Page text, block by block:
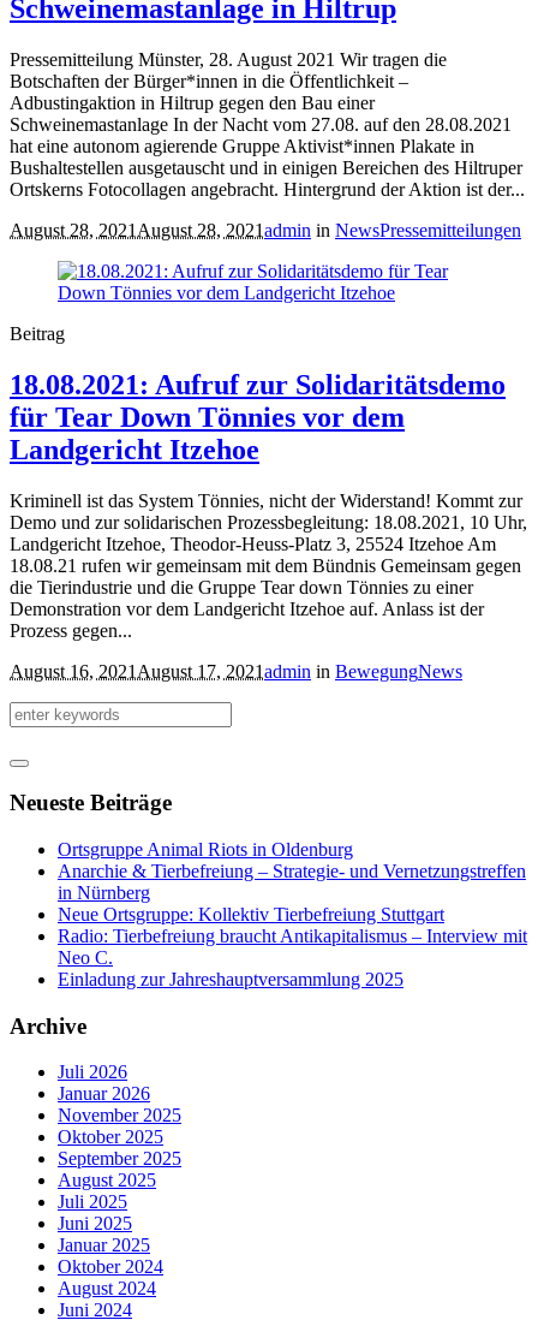
Schweinemastanlage in Hiltrup
Pressemitteilung Münster, 28. August 2021 Wir tragen die
Botschaften der Bürger*innen in die Öffentlichkeit –
Adbustingaktion in Hiltrup gegen den Bau einer
Schweinemastanlage In der Nacht vom 27.08. auf den 28.08.2021
hat eine autonom agierende Gruppe Aktivist*innen Plakate in
Bushaltestellen ausgetauscht und in einigen Bereichen des Hiltruper
Ortskerns Fotocollagen angebracht. Hintergrund der Aktion ist der...
August 28, 2021 August 28, 2021admin in NewsPressemitteilungen
Beitrag
18.08.2021: Aufruf zur Solidaritätsdemo
für Tear Down Tönnies vor dem
Landgericht Itzehoe
Kriminell ist das System Tönnies, nicht der Widerstand! Kommt zur
Demo und zur solidarischen Prozessbegleitung: 18.08.2021, 10 Uhr,
Landgericht Itzehoe, Theodor-Heuss-Platz 3, 25524 Itzehoe Am
18.08.21 rufen wir gemeinsam mit dem Bündnis Gemeinsam gegen
die Tierindustrie und die Gruppe Tear down Tönnies zu einer
Demonstration vor dem Landgericht Itzehoe auf. Anlass ist der
Prozess gegen...
August 16, 2021 August 17, 2021admin in BewegungNews
Neueste Beiträge
Ortsgruppe Animal Riots in Oldenburg
Anarchie & Tierbefreiung – Strategie- und Vernetzungstreffen
in Nürnberg
Neue Ortsgruppe: Kollektiv Tierbefreiung Stuttgart
Radio: Tierbefreiung braucht Antikapitalismus – Interview mit
Neo C.
Einladung zur Jahreshauptversammlung 2025
Archive
Juli 2026
Januar 2026
November 2025
Oktober 2025
September 2025
August 2025
Juli 2025
Juni 2025
Januar 2025
Oktober 2024
August 2024
Juni 2024